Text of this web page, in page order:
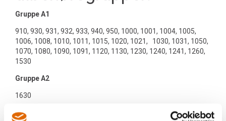
Gruppe A1
910, 930, 931, 932, 933, 940, 950, 1000, 1001, 1004, 1005,
1006, 1008, 1010, 1011, 1015, 1020, 1021, 1030, 1031, 1050,
1070, 1080, 1090, 1091, 1120, 1130, 1230, 1240, 1241, 1260,
1530
Gruppe A2
1630
Gruppe B1